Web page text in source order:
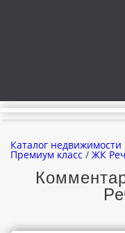
Каталог
Премиум класс / ЖК